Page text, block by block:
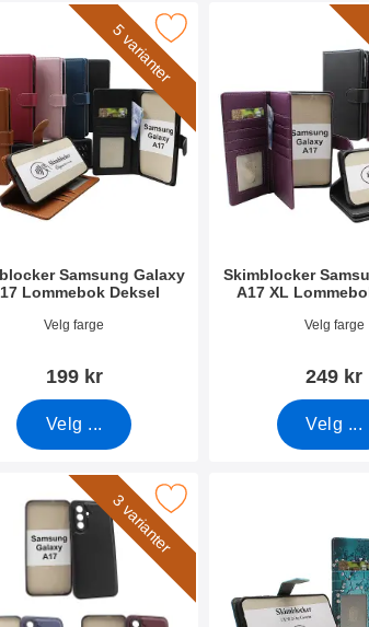
5 varianter
Samsung Galaxy
Lommebok Deksel
53820
Velg farge
199 kr
Velg ...
Samsung Galaxy A17 Lommebok Deksel
Skimblocker
A17 XL
Varenummer 53825
Velg farge
249 kr
Velg ...
Merk skimblocker Samsung
3 varianter
magnet Deksel Samsung Galaxy A17 som
Merk skimblocker Samsung